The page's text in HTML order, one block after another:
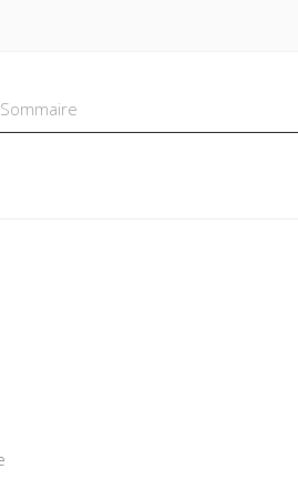
Sommaire